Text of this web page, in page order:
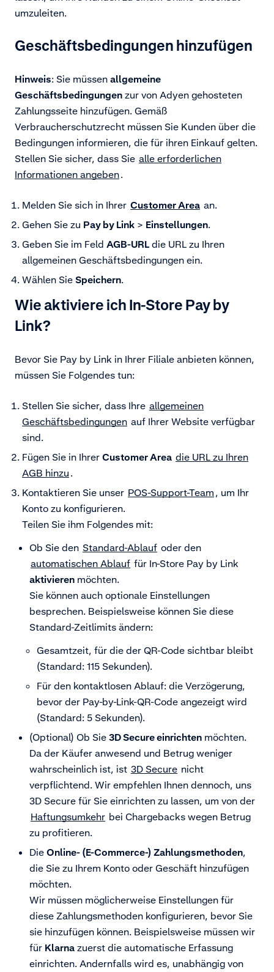
umzuleiten.
Geschäftsbedingungen hinzufügen
Hinweis: Sie müssen allgemeine
Geschäftsbedingungen zur von Adyen gehosteten
Zahlungsseite hinzufügen. Gemäß
Verbraucherschutzrecht müssen Sie Kunden über die
Bedingungen informieren, die für ihren Einkauf gelten.
Stellen Sie sicher, dass Sie alle erforderlichen
Informationen angeben.
Melden Sie sich in Ihrer Customer Area an.
Gehen Sie zu Pay by Link > Einstellungen.
Geben Sie im Feld AGB-URL die URL zu Ihren
allgemeinen Geschäftsbedingungen ein.
Wählen Sie Speichern.
Wie aktiviere ich In-Store Pay by
Link?
Bevor Sie Pay by Link in Ihrer Filiale anbieten können,
müssen Sie Folgendes tun:
Stellen Sie sicher, dass Ihre allgemeinen
Geschäftsbedingungen auf Ihrer Website verfügbar
sind.
Fügen Sie in Ihrer Customer Area die URL zu Ihren
AGB hinzu .
Kontaktieren Sie unser POS-Support-Team , um Ihr
Konto zu konfigurieren.
Teilen Sie ihm Folgendes mit:
Ob Sie den Standard-Ablauf oder den
automatischen Ablauf für In-Store Pay by Link
aktivieren möchten.
Sie können auch optionale Einstellungen
besprechen. Beispielsweise können Sie diese
Standard-Zeitlimits ändern:
Gesamtzeit, für die der QR-Code sichtbar bleibt
(Standard: 115 Sekunden).
Für den kontaktlosen Ablauf: die Verzögerung,
bevor der Pay-by-Link-QR-Code angezeigt wird
(Standard: 5 Sekunden).
(Optional) Ob Sie 3D Secure einrichten möchten.
Da der Käufer anwesend und Betrug weniger
wahrscheinlich ist, ist 3D Secure nicht
verpflichtend. Wir empfehlen Ihnen dennoch, uns
3D Secure für Sie einrichten zu lassen, um von der
Haftungsumkehr bei Chargebacks wegen Betrug
zu profitieren.
Die Online- (E-Commerce-) Zahlungsmethoden,
die Sie zu Ihrem Konto oder Geschäft hinzufügen
möchten.
Wir müssen möglicherweise Einstellungen für
diese Zahlungsmethoden konfigurieren, bevor Sie
sie hinzufügen können. Beispielsweise müssen wir
für Klarna zuerst die automatische Erfassung
einrichten. Andernfalls wird es, unabhängig von